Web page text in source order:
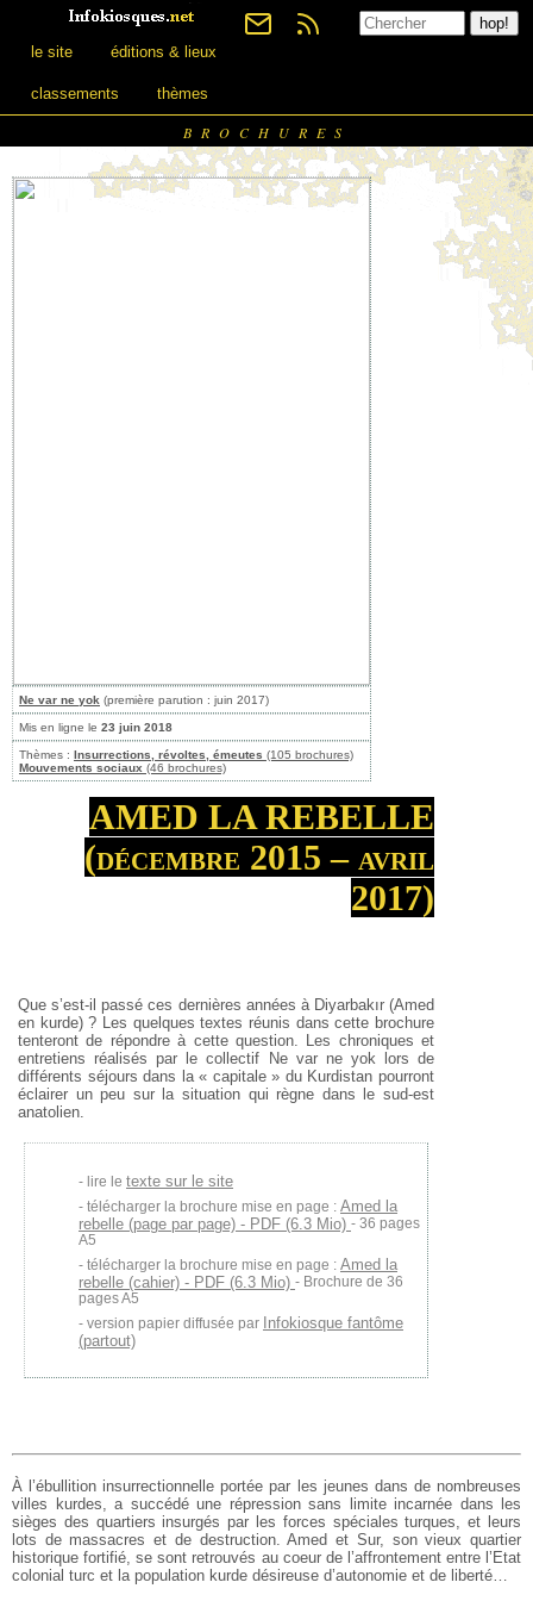
le site éditions & lieux
classements thèmes
BROCHURES
Ne var ne yok (première parution : juin 2017)
Mis en ligne le 23 juin 2018
Thèmes : Insurrections, révoltes, émeutes (105 brochures)
Mouvements sociaux (46 brochures)
AMED LA REBELLE
(décembre 2015 – avril
2017)
Que s’est-il passé ces dernières années à Diyarbakır (Amed
en kurde) ? Les quelques textes réunis dans cette brochure
tenteront de répondre à cette question. Les chroniques et
entretiens réalisés par le collectif Ne var ne yok lors de
différents séjours dans la « capitale » du Kurdistan pourront
éclairer un peu sur la situation qui règne dans le sud-est
anatolien.
lire le texte sur le site
télécharger la brochure mise en page : Amed la
rebelle (page par page) - PDF (6.3 Mio) - 36 pages
A5
télécharger la brochure mise en page : Amed la
rebelle (cahier) - PDF (6.3 Mio) - Brochure de 36
pages A5
version papier diffusée par Infokiosque fantôme
(partout)
À l’ébullition insurrectionnelle portée par les jeunes dans de nombreuses
villes kurdes, a succédé une répression sans limite incarnée dans les
sièges des quartiers insurgés par les forces spéciales turques, et leurs
lots de massacres et de destruction. Amed et Sur, son vieux quartier
historique fortifié, se sont retrouvés au coeur de l’affrontement entre l’Etat
colonial turc et la population kurde désireuse d’autonomie et de liberté…